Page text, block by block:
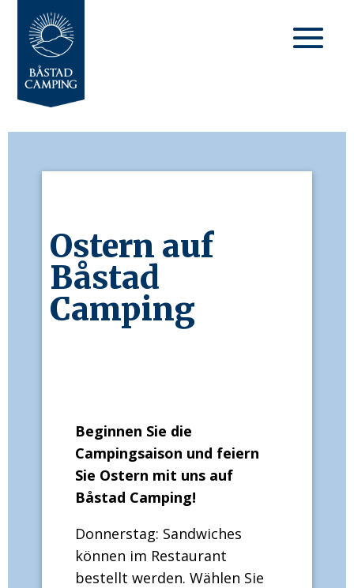
Ostern auf
Båstad
Camping
Beginnen Sie die
Campingsaison und feiern
Sie Ostern mit uns auf
Båstad Camping!
Donnerstag: Sandwiches
können im Restaurant
bestellt werden. Wählen Sie